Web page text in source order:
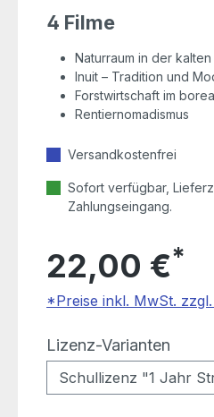
4 Filme
Naturraum in der
Inuit – Tradition und
Forstwirtschaft im
Rentiernomadismus
Versandkostenfrei
Sofort verfügbar,
Zahlungseingang.
22,00 €*
*Preise inkl. MwSt.
Lizenz-Varianten